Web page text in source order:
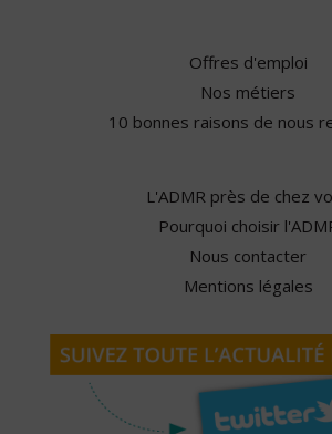
Offres d'emploi
Nos métiers
10 bonnes raisons de nous
L'ADMR près de chez
Pourquoi choisir
Nous contacter
Mentions légales